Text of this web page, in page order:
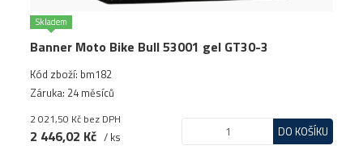
Skladem
Banner Moto Bike Bull 53001 gel GT30-3
Kód zboží: bm182
Záruka: 24 měsíců
2 021,50 Kč bez DPH
2 446,02 Kč / ks DO KOŠÍKU